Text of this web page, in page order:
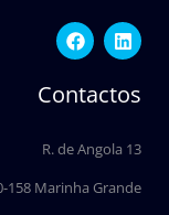
F
a
c
e
b
o
k
L
i
n
k
e
i
n
Contactos
R. de Angola 13
158 Marinha Grande